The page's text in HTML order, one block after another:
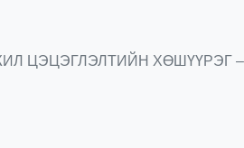
ЦЭЦЭГЛЭЛТИЙН